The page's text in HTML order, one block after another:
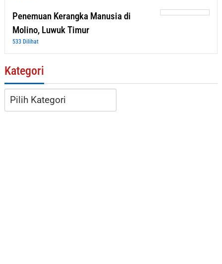
Penemuan Kerangka Manusia di
Molino, Luwuk Timur
533 Dilihat
Kategori
Kategori